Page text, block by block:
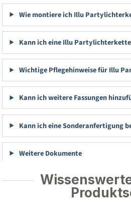
Wie montiere ich Illu
Kann ich eine Illu
Wichtige Pflegehinweise für Illu
Kann ich weitere Fassungen
Kann ich eine Sonderanfertigung
Weitere Dokumente